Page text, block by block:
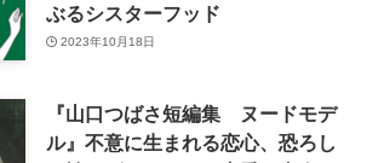
ぶるシスターフッド
2023年10月18日
『山口つばさ短編集 ヌードモデ
ル』不意に生まれる恋心、恐ろし